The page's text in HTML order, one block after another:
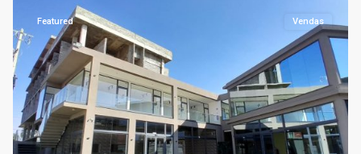
Featured Vendas